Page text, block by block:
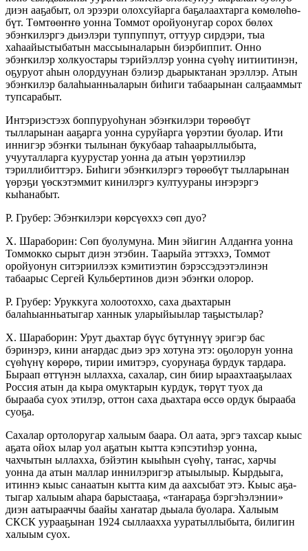
диэн ааҕабыт, ол эрээри олохсуйарга баҕалаахтарга көмөлөһө­
бүт. Төмтөөҥҥө уонна Томмот оройуонугар со­рох бөлөх
эбэҥкилэргэ дьиэлэри туппуппут, оттуур сирдэри, тыа
хаһаайыстыбатын массыынала­рын биэрбиппит. Онно
эбэҥкилэр холкуостары тэ­ри­йэллэр уонна сүөһү иитиитинэн,
оҕуруот аһын олордуунан бэлиэр дьарыктанан эрэллэр. Атын
эбэҥкилэр балаһыанньаларын биһиги табаарынан салҕааммыт
тупсарабыт.
Интэриэстээх боппуруоһунан эбэҥкилэри тө­рөөбүт
тылларынан ааҕарга уонна суруйарга үөрэ­тии буолар. Ити
иннигэр эбэҥки тылынан букубаар таһаарыллыбыта,
учууталларга куурустар уонна да атын үөрэтиилэр
тэриллибиттэрэ. Би­һиги эбэҥкилэргэ төрөөбүт тылларынан
үөрэ­ҕи үөскэтэммит кинилэргэ култуураны иҥэрэргэ
кыһанабыт.
Р. Грубер: Эбэҥкилэри көрсүөххэ сөп дуо?
Х. Шараборин: Сөп буолумуна. Мин эйигин Алдаҥҥа уонна
Томмокко сырыт диэн этэбин. Таарыйа эттэххэ, Томмот
оройуонун ситэриилээх кэмитиэтин бэрэссэдээтэлинэн
табаарыс Сергей Кульбертинов диэн эбэҥки олорор.
Р. Грубер: Уруккуга холоотоххо, саха дьахта­рын
балаһыанньатыгар ханнык уларыйыылар таҕыстылар?
Х. Шараборин: Урут дьахтар бүүс бүтүннүү эри­гэр бас
бэринэрэ, кини аҥардас дьиэ эрэ хотуна этэ: оҕо­лорун уонна
сүөһүнү көрөрө, тирии имитэрэ, суо­рунаҕа бурдук тардара.
Быраап өттүнэн ыллах­ха, са­халар, син биир ыраахтааҕылаах
Россия атын да кы­ра омуктарын курдук, төрүт туох да
бырааба суох эти­лэр, оттон саха дьахтара өссө ордук быраа­ба
суоҕа.
Сахалар ортолоругар халыым баара. Ол аата, эргэ тахсар кыыс
аҕата ойох ылар уол аҕатын кыт­та кэпсэтиһэр уонна,
чахчытын ыллахха, бэйэтин кыыһын сүөһү, таҥас, харчы
уонна да атын мал­лар иннилэригэр атыылыыр. Кырдьыга,
итиннэ кыыс санаатын кытта ким да аахсыбат этэ. Кыыс аҕа­
тыгар халыым аһара барыстааҕа, «таҥараҕа бэргэһэлэнии»
диэн аатырааччы баайы хаҥатар дьыала буолара. Халыым
СКСК уурааҕынан 1924 сыллаахха ууратыллыбыта, билигин
халыым суох.